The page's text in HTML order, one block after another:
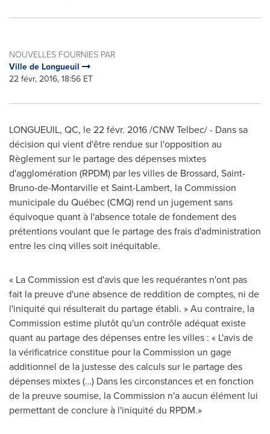
NOUVELLES FOURNIES PAR
Ville de Longueuil
22 févr, 2016, 18:56 ET
LONGUEUIL, QC, le 22 févr. 2016 /CNW Telbec/ - Dans sa
décision qui vient d'être rendue sur l'opposition au
Règlement sur le partage des dépenses mixtes
d'agglomération (RPDM) par les villes de Brossard, Saint-
Bruno-de-Montarville etSaint-Lambert, la Commission
municipale du Québec (CMQ) rend un jugement sans
équivoque quant à l'absence totale de fondement des
prétentions voulant que le partage des frais d'administration
entre les cinq villes soit inéquitable.
« La Commission est d'avis que les requérantes n'ont pas
fait la preuve d'une absence de reddition de comptes, ni de
l'iniquité qui résulterait du partage établi. » Au contraire, la
Commission estime plutôt qu'un contrôle adéquat existe
quant au partage des dépenses entre les villes : « L'avis de
la vérificatrice constitue pour la Commission un gage
additionnel de la justesse des calculs sur le partage des
dépenses mixtes (…) Dans les circonstances et en fonction
de la preuve soumise, la Commission n'a aucun élément lui
permettant de conclure à l'iniquité du RPDM.»